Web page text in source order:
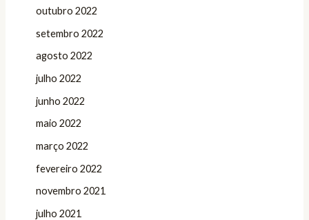
outubro 2022
setembro 2022
agosto 2022
julho 2022
junho 2022
maio 2022
março 2022
fevereiro 2022
novembro 2021
julho 2021